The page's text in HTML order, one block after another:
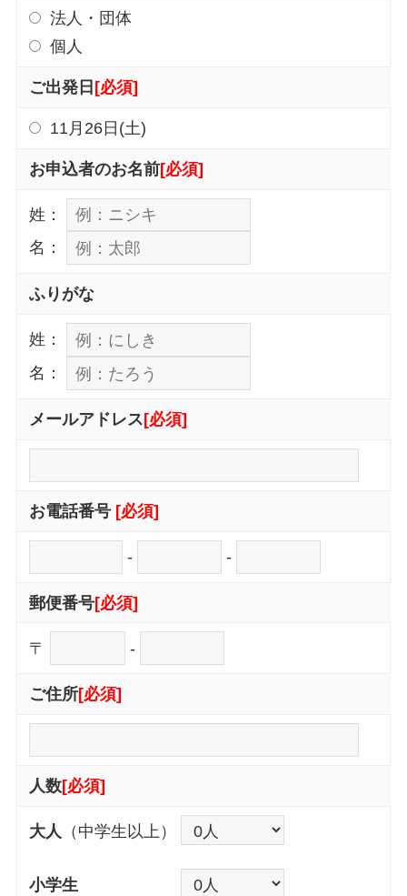
法人・団体
個人
ご出発日 [必須]
11月26日(土)
お申込者のお名前[必須]
姓：
名：
ふりがな
姓：
名：
メールアドレス [必須]
お電話番号 [必須]
- -
郵便番号[必須]
〒 -
ご住所[必須]
人数[必須]
大人 （中学生以上）
小学生